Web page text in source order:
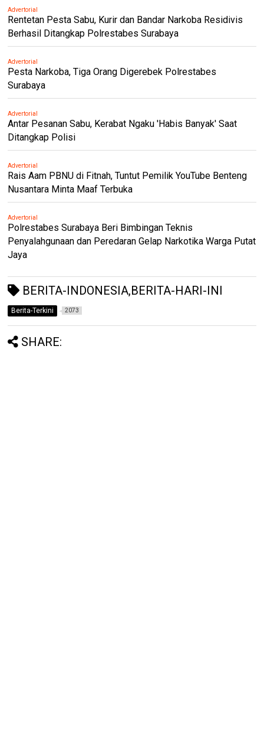
Advertorial
Rentetan Pesta Sabu, Kurir dan Bandar Narkoba Residivis
Berhasil Ditangkap Polrestabes Surabaya
Advertorial
Pesta Narkoba, Tiga Orang Digerebek Polrestabes
Surabaya
Advertorial
Antar Pesanan Sabu, Kerabat Ngaku 'Habis Banyak' Saat
Ditangkap Polisi
Advertorial
Rais Aam PBNU di Fitnah, Tuntut Pemilik YouTube Benteng
Nusantara Minta Maaf Terbuka
Advertorial
Polrestabes Surabaya Beri Bimbingan Teknis
Penyalahgunaan dan Peredaran Gelap Narkotika Warga Putat
Jaya
BERITA-INDONESIA,BERITA-HARI-INI
Berita-Terkini 2073
SHARE: